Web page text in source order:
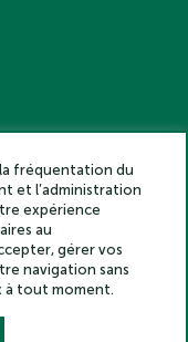
– Tous droits réservés
fréquentation du
et l’administration
expérience
au
gérer vos
navigation sans
à tout moment.